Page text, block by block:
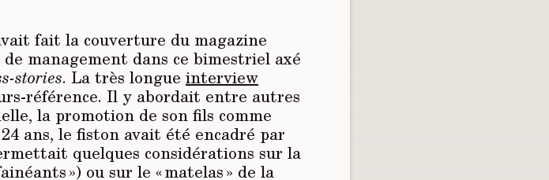
fait la couverture du magazine
management dans ce bimestriel axé
stories. La très longue interview
référence. Il y abordait entre autres
la promotion de son fils comme
ans, le fiston avait été encadré par
quelques considérations sur la
») ou sur le « matelas » de la